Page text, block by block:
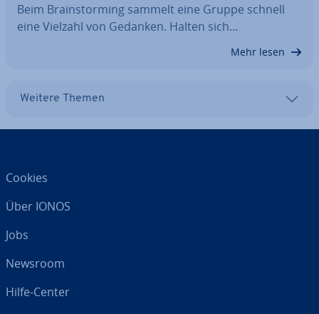
Beim Brain­stor­ming sammelt eine Gruppe schnell
eine Vielzahl von Gedanken. Halten sich…
Mehr lesen
Weitere Themen
Cookies
Über IONOS
Jobs
Newsroom
Hilfe-Center